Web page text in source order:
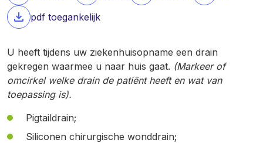
pdf toegankelijk
U heeft tijdens uw ziekenhuisopname een drain
gekregen waarmee u naar huis gaat. (Markeer of
omcirkel welke drain de patiënt heeft en wat van
toepassing is).
Pigtaildrain;
Siliconen chirurgische wonddrain;